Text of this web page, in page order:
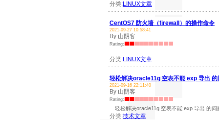
分类:LINUX文章
CentOS7 防火墙（firewall）的操作命令
2021-09-27 10:58:41
By 山阴客
Rating:
分类:LINUX文章
轻松解决oracle11g 空表不能 exp 导出 的
2021-09-16 22:11:40
By 山阴客
Rating:
轻松解决oracle11g 空表不能 exp 导出 的问
分类:技术文章